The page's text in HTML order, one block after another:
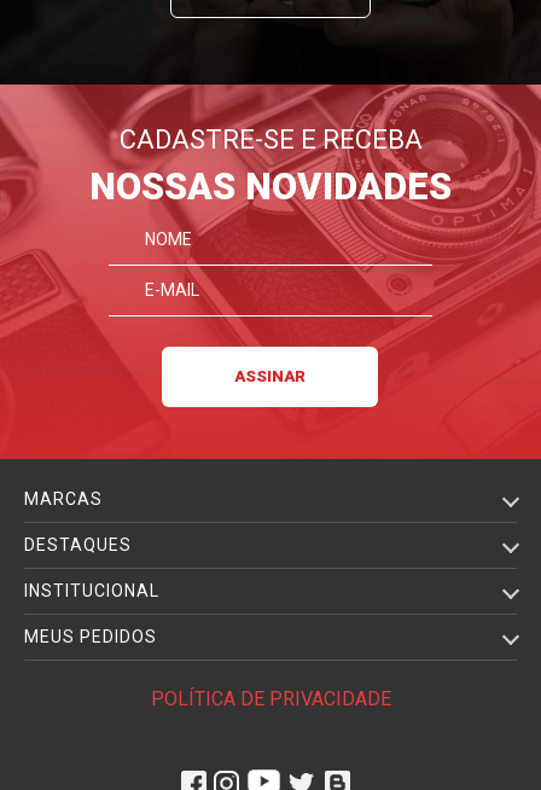
CADASTRE-SE E RECEBA
NOSSAS NOVIDADES
MARCAS
DESTAQUES
INSTITUCIONAL
MEUS PEDIDOS
POLÍTICA DE PRIVACIDADE